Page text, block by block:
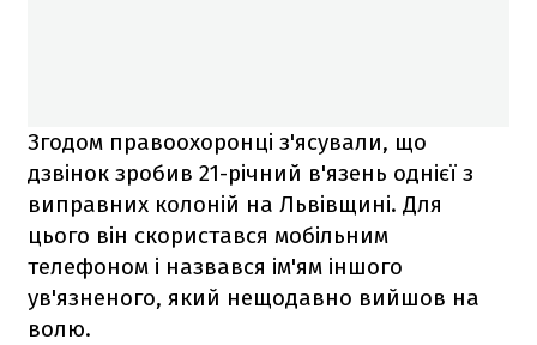
Згодом правоохоронці з'ясували, що
дзвінок зробив 21-річний в'язень однієї з
виправних колоній на Львівщині. Для
цього він скористався мобільним
телефоном і назвався ім'ям іншого
ув'язненого, який нещодавно вийшов на
волю.